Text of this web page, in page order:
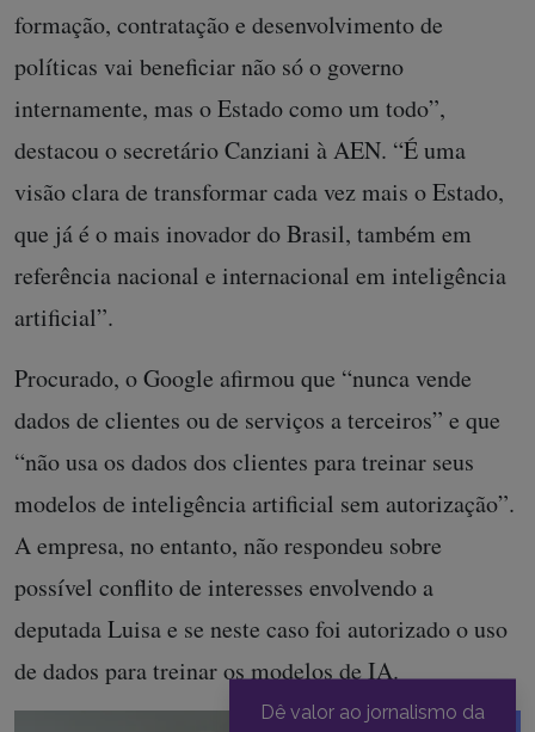
formação, contratação e desenvolvimento de
políticas vai beneficiar não só o governo
internamente, mas o Estado como um todo”,
destacou o secretário Canziani à AEN. “É uma
visão clara de transformar cada vez mais o Estado,
que já é o mais inovador do Brasil, também em
referência nacional e internacional em inteligência
artificial”.
Procurado, o Google afirmou que “nunca vende
dados de clientes ou de serviços a terceiros” e que
“não usa os dados dos clientes para treinar seus
modelos de inteligência artificial sem autorização”.
A empresa, no entanto, não respondeu sobre
possível conflito de interesses envolvendo a
deputada Luisa e se neste caso foi autorizado o uso
de dados para treinar os modelos de IA.
Dê valor ao jornalismo da